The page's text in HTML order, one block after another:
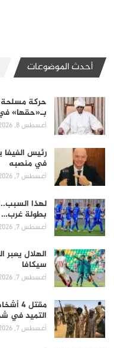
أحدث الموضوعات
حركة مسلحة
بـ«حقها»
أغسطس 8, 2026
رئيس الفيفا
في منصبه
أغسطس 7, 2026
لهذا
بطولة غرب…
أغسطس 7, 2026
الهلال
سيكافا
أغسطس 7, 2026
مقتل
التميد في
أغسطس 7, 2026